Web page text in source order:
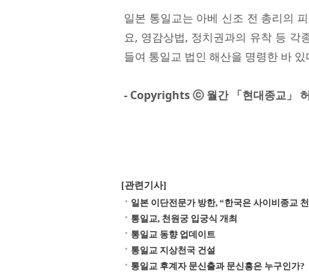
일본 통일교는 아베 신조 전 총리의
요, 영감상법, 정치권과의 유착 등 각
들여 통일교 법인 해산을 명령한 바 있
- Copyrights ⓒ 월간 「현대종교」
[관련기사]
일본 이단전문가 방한, “한국은 사이비종교
통일교, 천원궁 입궁식 개최
통일교 동향 업데이트
통일교 지상천국 건설
통일교 후계자 문신출과 문신흥은 누구인가?